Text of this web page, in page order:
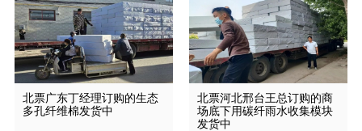
北票广东丁经理订购的生态
多孔纤维棉发货中
北票河北邢台王总订购的商
场底下用碳纤雨水收集模块
发货中